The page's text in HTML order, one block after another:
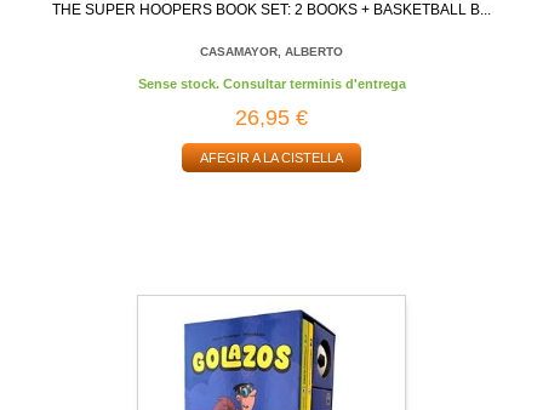
THE SUPER HOOPERS BOOK SET: 2 BOOKS + BASKETBALL B...
CASAMAYOR, ALBERTO
Sense stock. Consultar terminis d'entrega
26,95 €
AFEGIR A LA CISTELLA